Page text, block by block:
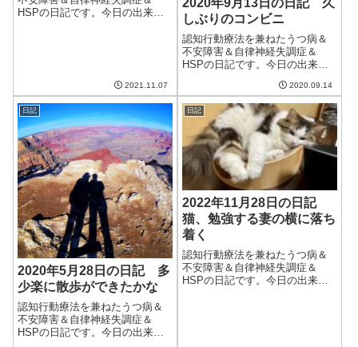
HSPの日記です。今日の出来事
は、昨日届いたテレ... 2021.11.07
2020年9月13日の日記 久
しぶりのコンビニ
認知行動療法を兼ねたうつ病＆
不安障害＆自律神経失調症＆
HSPの日記です。今日の出来事
降るという予報だったが、実際
は日中はほとんど降らなかっ
た。ようやく暑さもひと段落な
のだろうか。午前中は妻と散
歩。涼しいおかげか調...
2020.09.14
日記
2020年5月28日の日記 多
少楽に散歩ができたかな
認知行動療法を兼ねたうつ病＆
不安障害＆自律神経失調症＆
HSPの日記です。今日の出来事
日記
2022年11月28日の日記
猫、勉強する妻の横に落ち
着く
認知行動療法を兼ねたうつ病＆
不安障害＆自律神経失調症＆
HSPの日記です。今日の出来事